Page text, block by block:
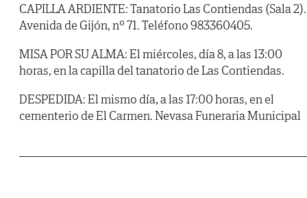
CAPILLA ARDIENTE: Tanatorio Las Contiendas (Sala 2).
Avenida de Gijón, nº 71. Teléfono 983360405.
MISA POR SU ALMA: El miércoles, día 8, a las 13:00
horas, en la capilla del tanatorio de Las Contiendas.
DESPEDIDA: El mismo día, a las 17:00 horas, en el
cementerio de El Carmen. Nevasa Funeraria Municipal